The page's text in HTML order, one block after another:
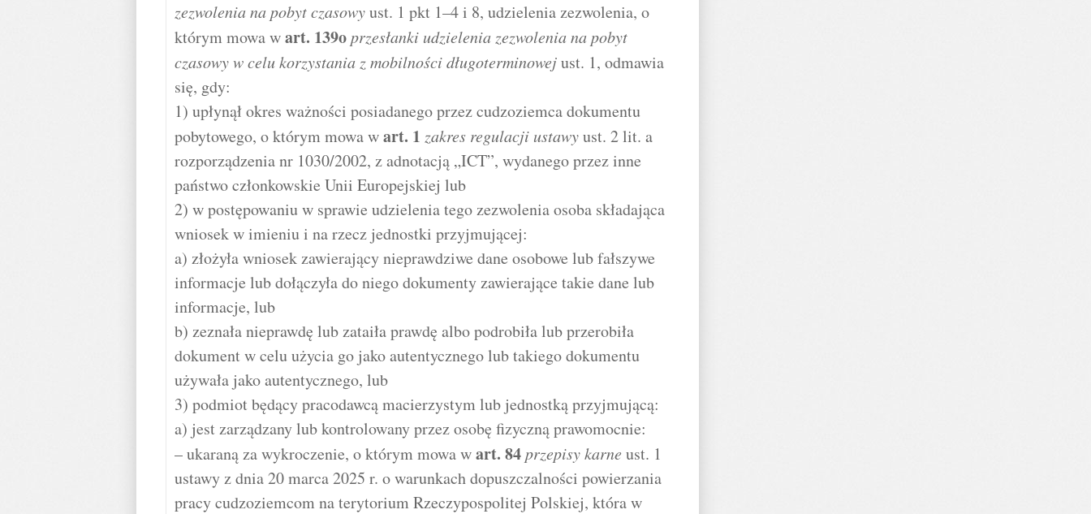
zezwolenia na pobyt czasowyust. 1 pkt 1–4 i 8, udzielenia zezwolenia, o
którym mowa wart. 139o przesłanki udzielenia zezwolenia na pobyt
czasowy w celu korzystania z mobilności długoterminowejust. 1, odmawia
się, gdy:
1) upłynął okres ważności posiadanego przez cudzoziemca dokumentu
pobytowego, o którym mowa wart. 1 zakres regulacji ustawyust. 2 lit. a
rozporządzenia nr 1030/2002, z adnotacją „ICT”, wydanego przez inne
państwo członkowskie Unii Europejskiej lub
2) w postępowaniu w sprawie udzielenia tego zezwolenia osoba składająca
wniosek w imieniu i na rzecz jednostki przyjmującej:
a) złożyła wniosek zawierający nieprawdziwe dane osobowe lub fałszywe
informacje lub dołączyła do niego dokumenty zawierające takie dane lub
informacje, lub
b) zeznała nieprawdę lub zataiła prawdę albo podrobiła lub przerobiła
dokument w celu użycia go jako autentycznego lub takiego dokumentu
używała jako autentycznego, lub
3) podmiot będący pracodawcą macierzystym lub jednostką przyjmującą:
a) jest zarządzany lub kontrolowany przez osobę fizyczną prawomocnie:
– ukaraną za wykroczenie, o którym mowa wart. 84 przepisy karne ust. 1
ustawy z dnia 20 marca 2025 r. o warunkach dopuszczalności powierzania
pracy cudzoziemcom na terytorium Rzeczypospolitej Polskiej, która w